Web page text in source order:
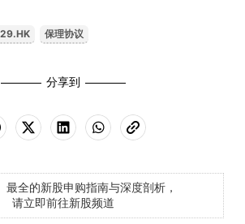
保理协议
分享到
最全的新股申购指南与深度剖析，
请立即前往新股频道